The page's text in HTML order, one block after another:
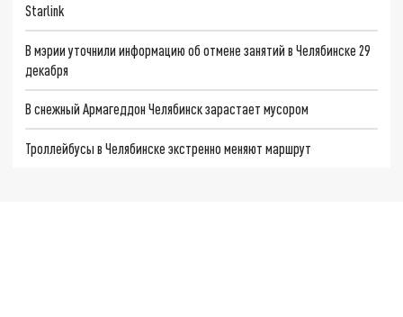
Starlink
В мэрии уточнили информацию об отмене занятий в Челябинске 29
декабря
В снежный Армагеддон Челябинск зарастает мусором
Троллейбусы в Челябинске экстренно меняют маршрут